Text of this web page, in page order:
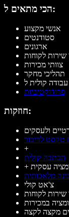
הכי מתאים ל:
אנשי מקצוע
סטודנטים
ארגונים
שירות לקוחות
צוותי מכירות
תהליכי מחקר
עבודה קולית ל
פרודוקטיביות
חוזקות:
ולעסקים
טקסט לדיבור
+
הכתבה קולית
עסקית
מלאכותית
צ'אט קולי
שירות לקוחות
במכירות
מקצה לקצה